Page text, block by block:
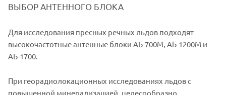
ВЫБОР АНТЕННОГО БЛОКА
Для исследования пресных речных льдов подходят
высокочастотные антенные блоки АБ-700М, АБ-1200М и
АБ-1700.
При георадиолокационных исследованиях льдов с
повышенной минерализацией, целесообразно